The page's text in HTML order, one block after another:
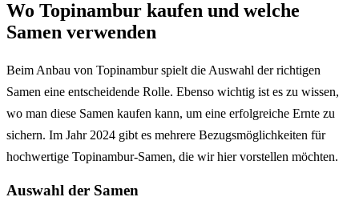
Wo Topinambur kaufen und welche
Samen verwenden
Beim Anbau von Topinambur spielt die Auswahl der richtigen
Samen eine entscheidende Rolle. Ebenso wichtig ist es zu wissen,
wo man diese Samen kaufen kann, um eine erfolgreiche Ernte zu
sichern. Im Jahr 2024 gibt es mehrere Bezugsmöglichkeiten für
hochwertige Topinambur-Samen, die wir hier vorstellen möchten.
Auswahl der Samen